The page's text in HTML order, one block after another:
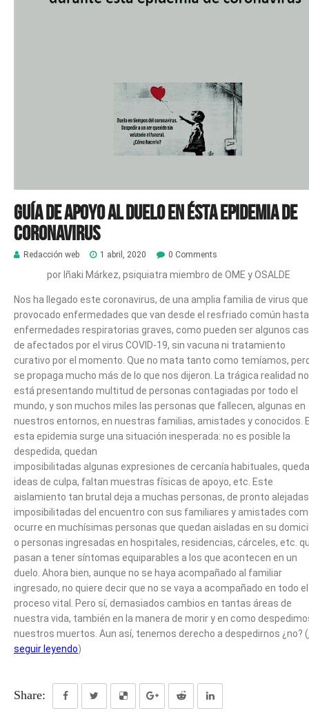
Guía de Apoyo al duelo en ésta epidemia de
coronavirus
Redacción web 1 abril, 2020 0 Comments
por Iñaki Márkez, psiquiatra miembro de OME y OSALDE
Nos ha llegado este coronavirus, de una amplia familia de virus
provocado enfermedades que van desde el resfriado común hasta
enfermedades respiratorias graves, como pueden ser algunos
de afectados por el virus COVID-19, sin vacuna ni tratamiento
curativo por el momento. Que no mata tanto como temíamos,
se propaga mucho más de lo que nos dijeron. La trágica realidad
está presentando multitud de personas contagiadas por todo el
mundo, y son muchos miles las personas que fallecen, algunas en
nuestros entornos, en nuestras familias, amistades y conocidos.
esta epidemia surge una situación inesperada: no es posible la
despedida, quedan
imposibilitadas algunas expresiones de cercanía habituales,
ideas de culpa, faltan muestras físicas de apoyo, etc. Este
aislamiento tan brutal deja a muchas personas, de pronto
imposibilitadas del encuentro con sus familiares y amistades
ocurre en muchísimas personas que quedan aisladas en su
o personas ingresadas en hospitales, residencias, cárceles, etc.
pasan a tener síntomas equiparables a los que acontecen en un
duelo. Ahora bien, aunque no se haya acompañado al familiar
ingresado, no quiere decir que no se vaya a acompañado en todo el
proceso vital. Pero sí, demasiados cambios en tantas áreas de
nuestra vida, también en la manera de morir y en como
nuestros muertos. Aun así, tenemos derecho a despedirnos ¿no? (
seguir leyendo)
Share: